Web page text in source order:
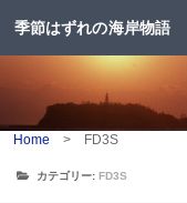
コンテンツへスキップ
季節はずれの海岸物語
Home > FD3S
カテゴリー:FD3S